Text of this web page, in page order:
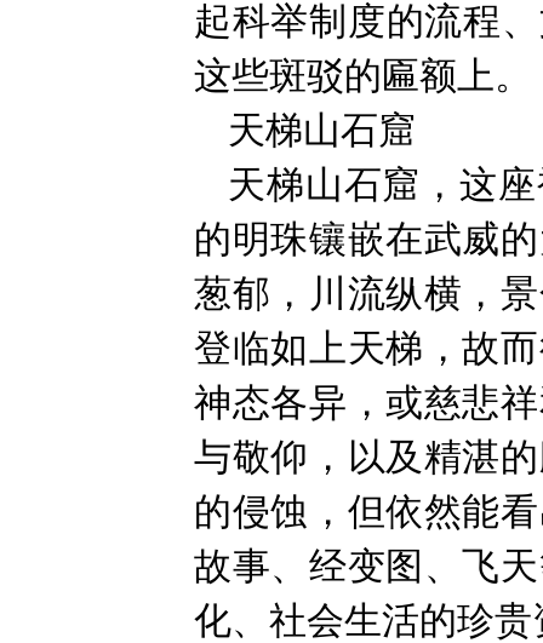
起科举制度的流程
这些斑驳的匾额上。
天梯山石窟
天梯山石窟，这
的明珠镶嵌在武威
葱郁，川流纵横，
登临如上天梯，故
神态各异，或慈悲
与敬仰，以及精湛
的侵蚀，但依然能
故事、经变图、飞
化、社会生活的珍贵